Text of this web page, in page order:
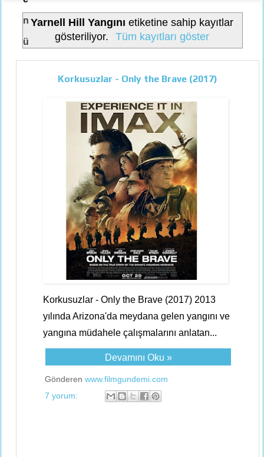
n
ü
Yarnell Hill Yangını etiketine sahip kayıtlar
gösteriliyor.
Tüm kayıtları göster
Korkusuzlar - Only the Brave (2017)
Korkusuzlar - Only the Brave (2017) 2013
yılında Arizona'da meydana gelen yangını ve
yangına müdahele çalışmalarını anlatan...
Devamını Oku »
Gönderen www.filmgundemi.com
7 yorum: